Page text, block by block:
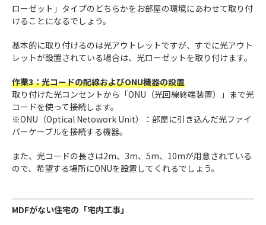
ローゼット」タイプのどちらかをお部屋の環境にあわせて取り付
けることになるでしょう。
基本的に取り付けるのは光アウトレットですが、すでに光アウト
レットが設置されている場合は、光ローゼットを取り付けます。
作業3：光コードの配線およびONU機器の設置
取り付けた光コンセントから「ONU（光回線終端装置）」まで光
コードを使って接続します。
※ONU（Optical Netowork Unit）：部屋に引き込んだ光ファイ
バーケーブルを接続する機器。
また、光コードの長さは2m、3m、5m、10mが用意されている
ので、希望する場所にONUを設置してくれるでしょう。
MDFがない住宅の「宅内工事」